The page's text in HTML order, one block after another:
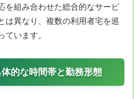
を組み合わせた総合的なサービ
は異なり、複数の利用者宅を巡
います。
的な時間帯と勤務形態